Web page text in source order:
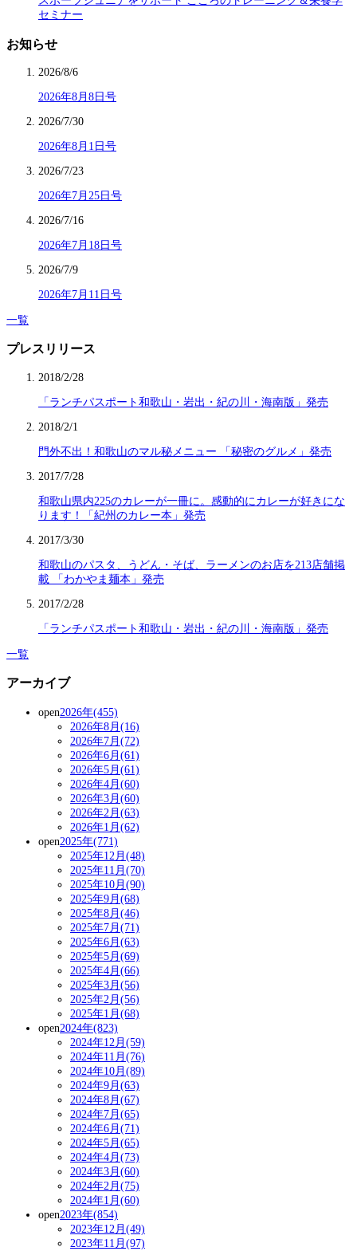
セミナー
お知らせ
2026/8/6
2026年8月8日号
2026/7/30
2026年8月1日号
2026/7/23
2026年7月25日号
2026/7/16
2026年7月18日号
2026/7/9
2026年7月11日号
一覧
プレスリリース
2018/2/28
「ランチパスポート和歌山・岩出・紀の川・海南版」発売
2018/2/1
門外不出！和歌山のマル秘メニュー 「秘密のグルメ」発売
2017/7/28
和歌山県内225のカレーが一冊に。感動的にカレーが好きにな
ります！「紀州のカレー本」発売
2017/3/30
和歌山のパスタ、うどん・そば、ラーメンのお店を213店舗掲
載 「わかやま麺本」発売
2017/2/28
「ランチパスポート和歌山・岩出・紀の川・海南版」発売
一覧
アーカイブ
open2026年(455)
2026年8月(16)
2026年7月(72)
2026年6月(61)
2026年5月(61)
2026年4月(60)
2026年3月(60)
2026年2月(63)
2026年1月(62)
open2025年(771)
2025年12月(48)
2025年11月(70)
2025年10月(90)
2025年9月(68)
2025年8月(46)
2025年7月(71)
2025年6月(63)
2025年5月(69)
2025年4月(66)
2025年3月(56)
2025年2月(56)
2025年1月(68)
open2024年(823)
2024年12月(59)
2024年11月(76)
2024年10月(89)
2024年9月(63)
2024年8月(67)
2024年7月(65)
2024年6月(71)
2024年5月(65)
2024年4月(73)
2024年3月(60)
2024年2月(75)
2024年1月(60)
open2023年(854)
2023年12月(49)
2023年11月(97)